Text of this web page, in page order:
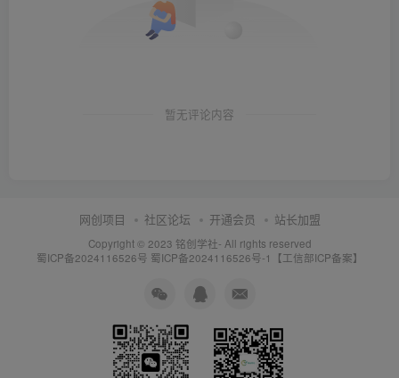
暂无评论内容
网创项目 社区论坛 开通会员 站长加盟
Copyright © 2023 铭创学社- All rights reserved
蜀ICP备2024116526号 蜀ICP备2024116526号-1【工信部ICP备案】